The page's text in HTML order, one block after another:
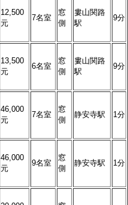
12,500
元
7名室
窓
側
婁山関路
駅
9分
13,500
元
6名室
窓
側
婁山関路
駅
9分
46,000
元
7名室
窓
側
静安寺駅 1分
46,000
元
9名室
窓
側
静安寺駅 1分